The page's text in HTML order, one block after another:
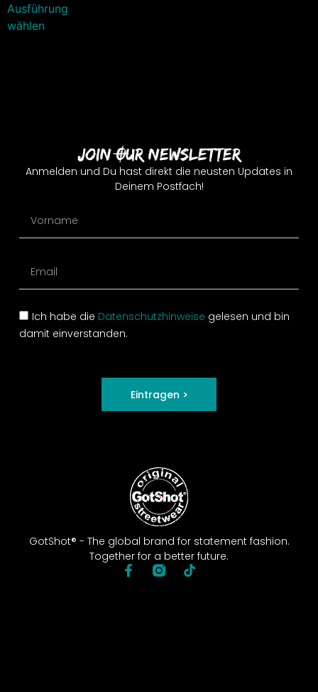
Ausführung
wählen
GotShot® - The global brand for statement fashion.
Together for a better future.
Join Our Newsletter
Anmelden und Du hast direkt die neusten Updates in
Deinem Postfach!
Ich habe die Datenschutzhinweise gelesen und bin
damit einverstanden.
Eintragen >